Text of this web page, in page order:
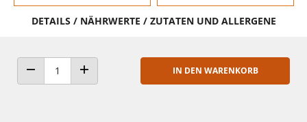
DETAILS / NÄHRWERTE / ZUTATEN UND ALLERGENE
ANZAHL VERRINGERNANZAHL ERHÖHEN
IN DEN WARENKORB